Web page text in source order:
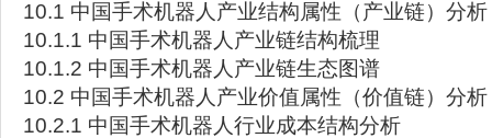
10.1 中国手术机器人产业结构属性（产业链）分析
10.1.1 中国手术机器人产业链结构梳理
10.1.2 中国手术机器人产业链生态图谱
10.2 中国手术机器人产业价值属性（价值链）分析
10.2.1 中国手术机器人行业成本结构分析